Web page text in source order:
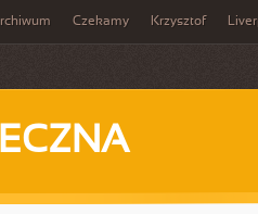
Czekamy Krzysztof